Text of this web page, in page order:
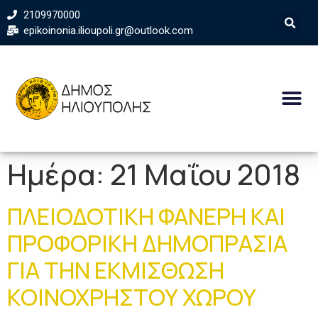
2109970000
epikoinonia.ilioupoli.gr@outlook.com
Ημέρα: 21 Μαΐου 2018
ΠΛΕΙΟΔΟΤΙΚΗ ΦΑΝΕΡΗ ΚΑΙ
ΠΡΟΦΟΡΙΚΗ ΔΗΜΟΠΡΑΣΙΑ
ΓΙΑ ΤΗΝ ΕΚΜΙΣΘΩΣΗ
ΚΟΙΝΟΧΡΗΣΤΟΥ ΧΩΡΟΥ